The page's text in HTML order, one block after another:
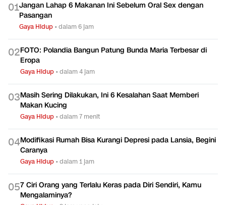
01Jangan Lahap 6 Makanan Ini Sebelum Oral Sex dengan
Pasangan
Gaya Hidup •dalam 6 jam
02FOTO: Polandia Bangun Patung Bunda Maria Terbesar di
Eropa
Gaya Hidup •dalam 4 jam
03Masih Sering Dilakukan, Ini 6 Kesalahan Saat Memberi
Makan Kucing
Gaya Hidup •dalam 7 menit
04Modifikasi Rumah Bisa Kurangi Depresi pada Lansia, Begini
Caranya
Gaya Hidup •dalam 1 jam
057 Ciri Orang yang Terlalu Keras pada Diri Sendiri, Kamu
Mengalaminya?